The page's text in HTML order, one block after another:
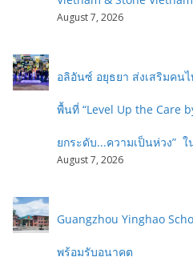
August 7, 2026
อลิอันซ์ อยุธยา ส่งเสริมคน
พื้นที่ “Level Up the Care
ยกระดับ...ความเป็นห่วง”
August 7, 2026
Guangzhou Yinghao
พร้อมรับอนาคต